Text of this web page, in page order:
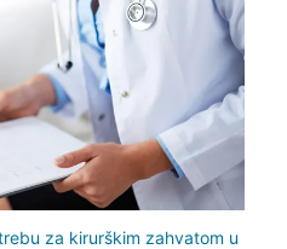
za kirurškim zahvatom u